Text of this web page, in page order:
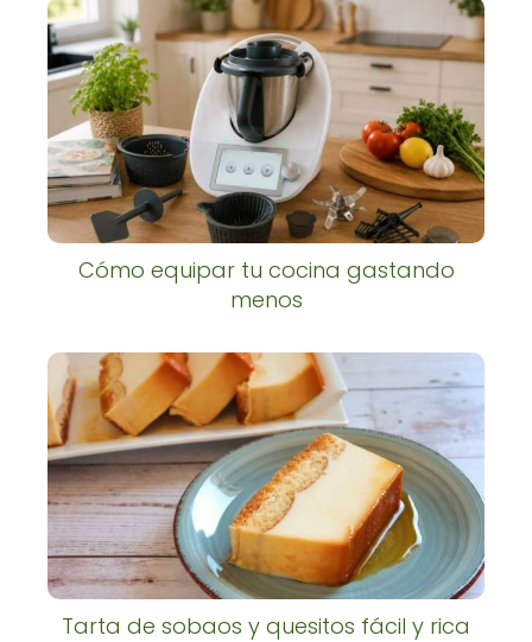
Cómo equipar tu cocina gastando
menos
Tarta de sobaos y quesitos fácil y rica